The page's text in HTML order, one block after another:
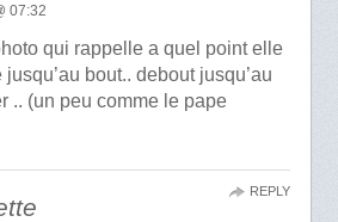
07:32
qui rappelle a quel point elle
bout.. debout jusqu’au
.. (un peu comme le pape
REPLY